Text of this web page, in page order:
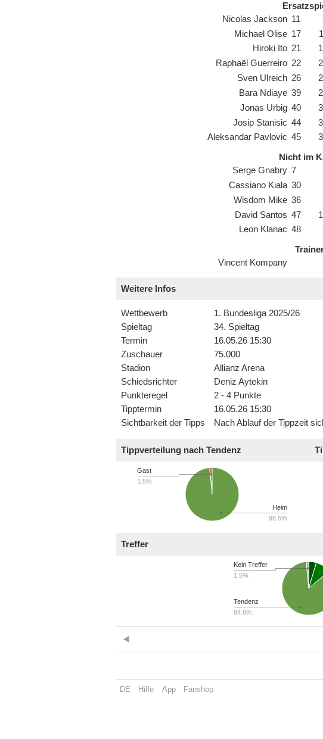
Nicolas Jackson 11
Michael Olise 17
Hiroki Ito 21
Raphaël Guerreiro 22
Sven Ulreich 26
Bara Ndiaye 39
Jonas Urbig 40
Josip Stanisic 44
Aleksandar Pavlovic 45
Nicht im
Serge Gnabry 7
Cassiano Kiala 30
Wisdom Mike 36
David Santos 47
Leon Klanac 48
Vincent Kompany
Weitere Infos
Wettbewerb
1. Bundesliga 2025/26
Spieltag
34. Spieltag
Termin
16.05.26 15:30
Zuschauer
75.000
Stadion
Allianz Arena
Schiedsrichter
Deniz Aytekin
Punkteregel
2 - 4 Punkte
Tipptermin
16.05.26 15:30
Sichtbarkeit der Tipps
Nach Ablauf der Tippzeit
Tippverteilung nach Tendenz
Heim
98.5%
Gast
1.5%
Treffer
Tendenz
84.6%
Kein Treffer
1.5%
DE Hilfe App Fanshop